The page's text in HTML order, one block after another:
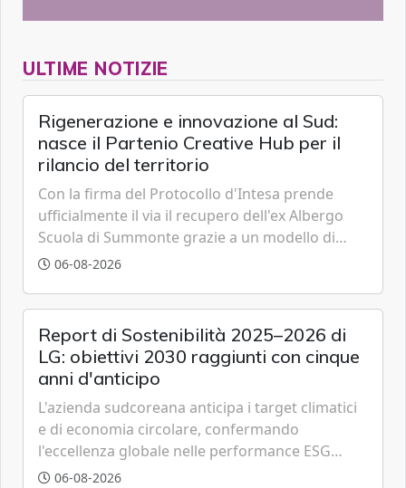
ULTIME NOTIZIE
Rigenerazione e innovazione al Sud:
nasce il Partenio Creative Hub per il
rilancio del territorio
Con la firma del Protocollo d'Intesa prende
ufficialmente il via il recupero dell'ex Albergo
Scuola di Summonte grazie a un modello di
partenariato pubblico-privato e a una rete di
06-08-2026
Report di Sostenibilità 2025–2026 di
LG: obiettivi 2030 raggiunti con cinque
anni d'anticipo
L'azienda sudcoreana anticipa i target climatici
e di economia circolare, confermando
l'eccellenza globale nelle performance ESG
grazie a innovazione, accessibilità e governance
06-08-2026